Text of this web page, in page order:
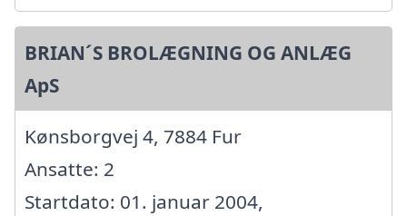
BRIAN´S BROLÆGNING OG ANLÆG
ApS
Kønsborgvej 4, 7884 Fur
Ansatte: 2
Startdato: 01. januar 2004,